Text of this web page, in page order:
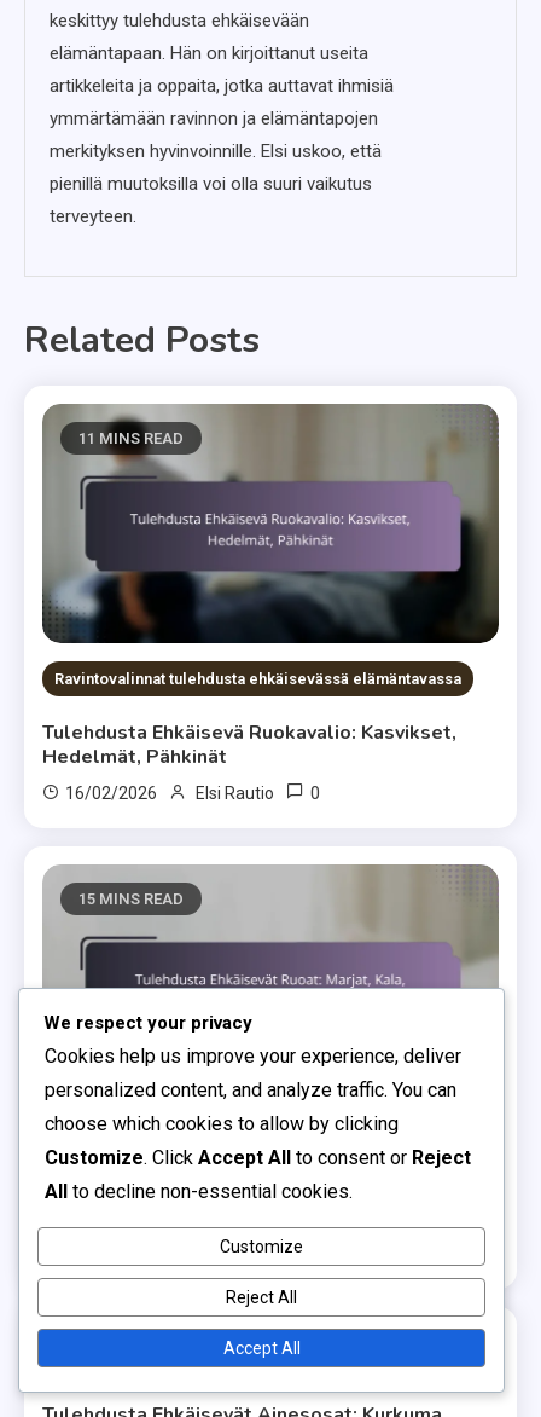
keskittyy tulehdusta ehkäisevään
elämäntapaan. Hän on kirjoittanut useita
artikkeleita ja oppaita, jotka auttavat ihmisiä
ymmärtämään ravinnon ja elämäntapojen
merkityksen hyvinvoinnille. Elsi uskoo, että
pienillä muutoksilla voi olla suuri vaikutus
terveyteen.
Related Posts
11 MINS READ
Ravintovalinnat tulehdusta ehkäisevässä elämäntavassa
Tulehdusta Ehkäisevä Ruokavalio: Kasvikset,
Hedelmät, Pähkinät
16/02/2026 Elsi Rautio 0
15 MINS READ
Ravintovalinnat tulehdusta ehkäisevässä elämäntavassa
Tulehdusta Ehkäisevät Ruoat: Marjat, Kala,
Elsi Rautio
Ravintovalinnat tulehdusta ehkäisevässä elämäntavassa
We respect your privacy
Cookies help us improve your experience, deliver
personalized content, and analyze traffic. You can
choose which cookies to allow by clicking
Customize. Click Accept All to consent or Reject
All to decline non-essential cookies.
Customize
Reject All
Accept All